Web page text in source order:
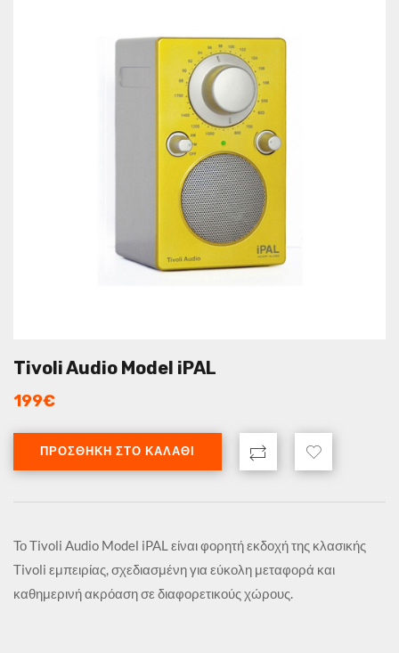
Tivoli Audio Model iPAL
199€
ΠΡΟΣΘΉΚΗ ΣΤΟ ΚΑΛΆΘΙ
Το Tivoli Audio Model iPAL είναι φορητή εκδοχή της κλασικής
Tivoli εμπειρίας, σχεδιασμένη για εύκολη μεταφορά και
καθημερινή ακρόαση σε διαφορετικούς χώρους.